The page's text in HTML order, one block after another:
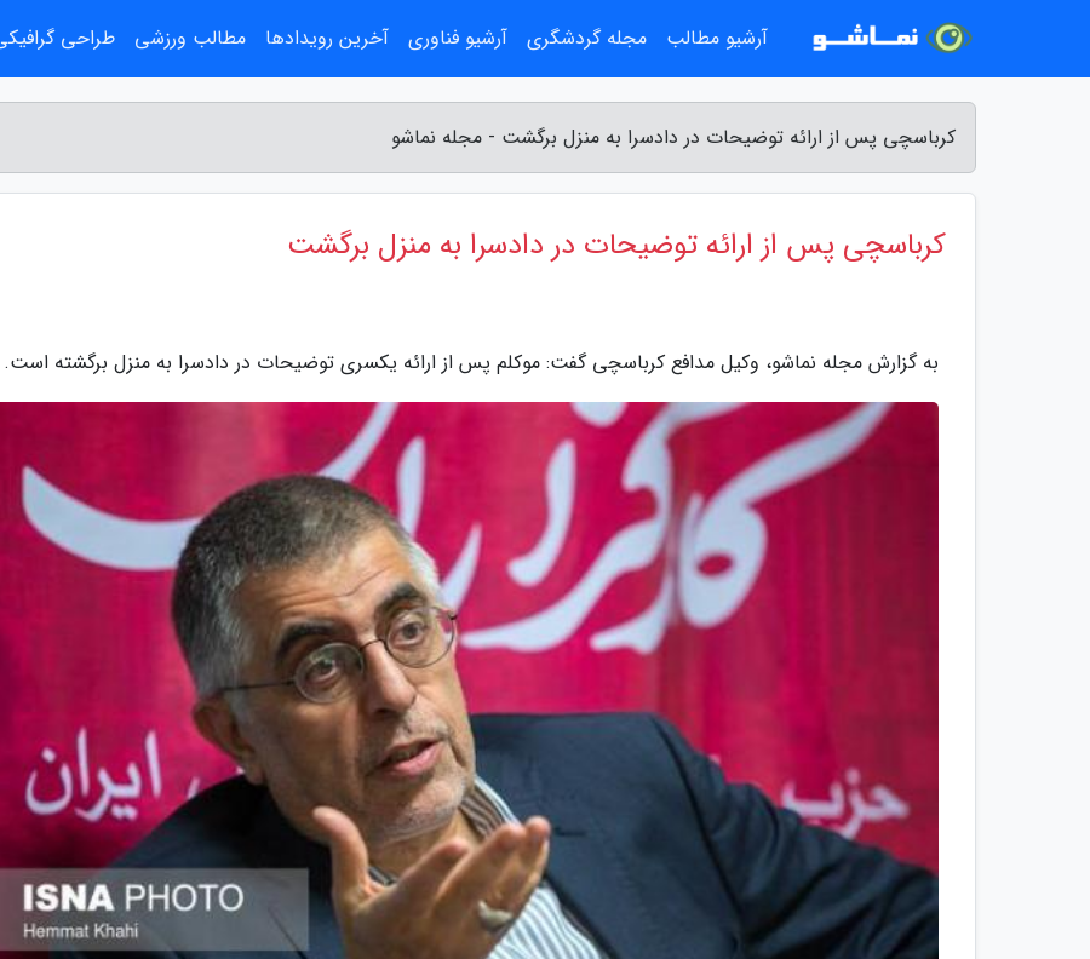
کرباسچی پس از ارائه توضیحات در دادسرا به منزل برگشت - مجله نماشو
کرباسچی پس از ارائه توضیحات در دادسرا به منزل برگشت
به گزارش مجله نماشو، وکیل مدافع کرباسچی گفت: موکلم پس از ارائه یکسری توضیحات در دادسرا به منزل برگشته است.
آرشیو مطالب مجله گردشگری آرشیو فناوری آخرین رویدادها مطالب ورزشی طراحی